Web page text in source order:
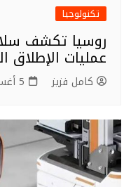
تكنولوجيا
روسيا تكشف
عمليات الإطلاق
كامل فزيز 5 أغسطس 2026